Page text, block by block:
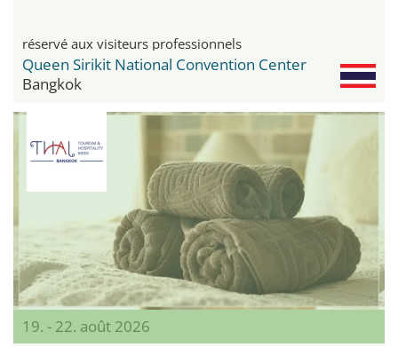
réservé aux visiteurs professionnels
Queen Sirikit National Convention Center
Bangkok
19. - 22. août 2026